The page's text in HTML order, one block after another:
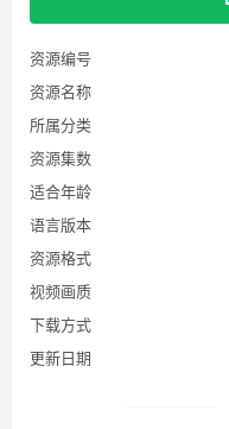
资源编号
资源名称
所属分类
资源集数
适合年龄
语言版本
资源格式
视频画质
下载方式
更新日期